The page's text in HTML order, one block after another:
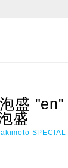
盛 "en"
盛
SPECIAL